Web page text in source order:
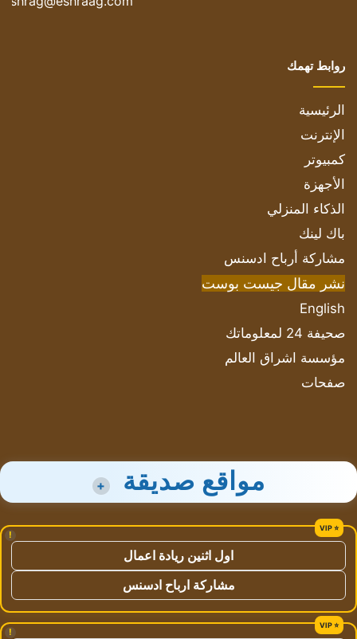
روابط تهمك
الرئيسية
الإنترنت
كمبيوتر
الأجهزة
الذكاء المنزلي
باك لينك
مشاركة أرباح ادسنس
نشر مقال جيست بوست
English
صحيفة 24 لمعلوماتك
مؤسسة اشراق العالم
صفحات
مواقع صديقة +
!
اول اثنين ريادة اعمال
مشاركة ارباح ادسنس
!